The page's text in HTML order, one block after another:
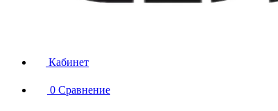
Кабинет
0 Сравнение